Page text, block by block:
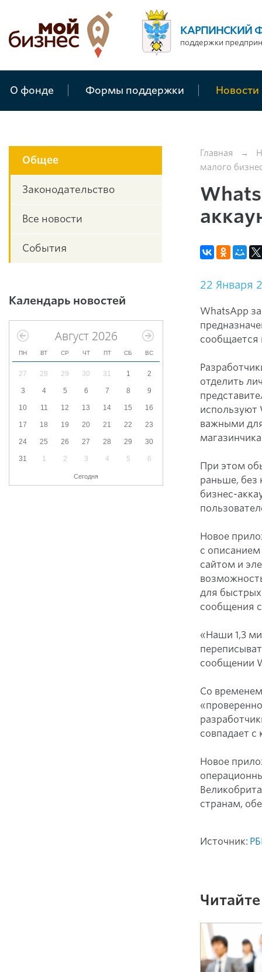
КАРПИНСКИЙ
поддержки
О фонде Формы поддержки Новости
Общее
Законодательство
Все новости
События
Календарь новостей
Август 2026
ПН ВТ СР ЧТ ПТ СБ ВС
27 28 29 30 31 1 2
3 4 5 6 7 8 9
10 11 12 13 14 15 16
17 18 19 20 21 22 23
24 25 26 27 28 29 30
31 1 2 3 4 5 6
Сегодня
Главная →
малого
22 Января
WhatsApp
сообщается
отделить
важными
При этом
раньше, без
бизнес-
Новое
с
сайтом и
для быстрых
сообщения
«Наши 1,3
сообщении
Со
совпадает
Новое
странам,
Источник: